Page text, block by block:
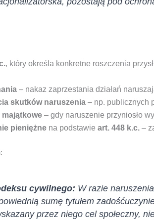
, który określa konkretne roszczenia
– nakaz zaprzestania działań
skutków naruszenia – np. publicznych
– gdy naruszenie przyniosło
pieniężne na podstawie art. 448 k.c. –
cywilnego: W razie
sumę tytułem
przez niego cel społeczny,